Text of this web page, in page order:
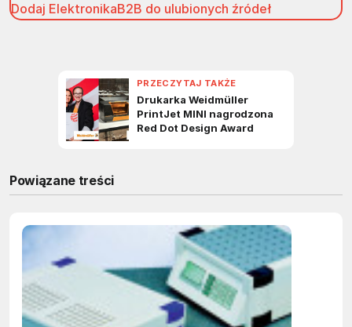
Dodaj ElektronikaB2B do ulubionych źródeł
Powiązane treści